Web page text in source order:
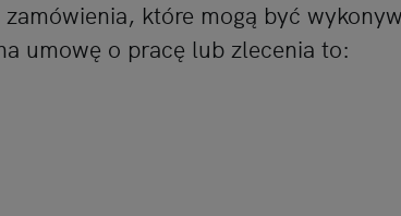
które mogą być
umowę o pracę lub zlecenia to: